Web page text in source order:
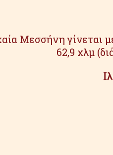
Μεσσήνη γίνεται
62,9 χλμ